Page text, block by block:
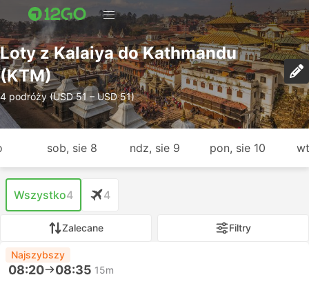
Loty z Kalaiya do Kathmandu
(KTM)
4 podróży (USD 51 – USD 51)
sob, sie 8 ndz, sie 9 pon, sie 10
Wszystko4 4
Zalecane Filtry
Najszybszy
08:20 08:35 15m